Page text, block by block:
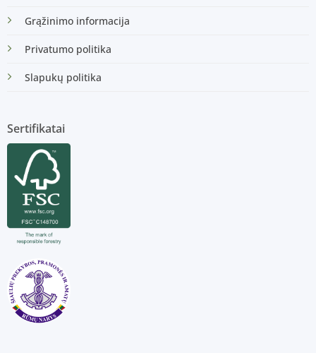
Grąžinimo informacija
Privatumo politika
Slapukų politika
Sertifikatai